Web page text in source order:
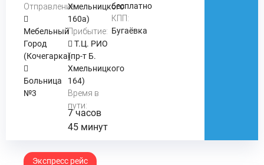
Отправление:
Мебельный
Город
(Кочегарка)
Больница
№3
Хмельницкого
160а)
Прибытие:
Т.Ц. РИО
(пр-т Б.
Хмельницкого
164)
Время в
пути:
7 часов
45 минут
бесплатно
КПП:
Бугаёвка
Экспресс рейс